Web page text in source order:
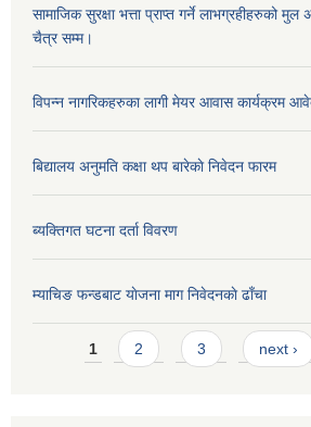
सामाजिक सुरक्षा भत्ता प्राप्त गर्ने
चैत्र सम्म।
विपन्न नागरिकहरुका लागी मेयर आवास कार्यक्रम
बिद्यालय अनुमति कक्षा थप बारेकाे निवेदन फारम
ब्यक्तिगत घटना दर्ता विवरण
म्याचिङ फन्डबाट याेजना माग निवेदनकाे ढाँचा
Pages
1 2 3 next ›